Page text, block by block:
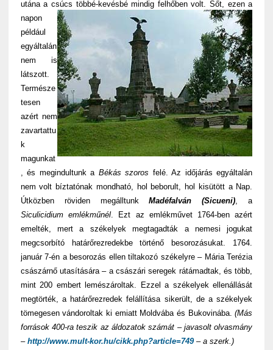
utána a csúcs többé-kevésbé mindig felhőben volt.Sőt, ezen a
napon
például
egyáltalán
nem is
látszott.
Természe
tesen
azért nem
zavartattu
k
magunkat
, és megindultunk aBékás szoros felé. Az időjárás egyáltalán
nem volt bíztatónak mondható, hol beborult, hol kisütött a Nap.
Útközben röviden megálltunkMadéfalván (Sicueni), a
Siculicidium emlékműnél. Ezt az emlékművet 1764-ben azért
emelték, mert a székelyek megtagadták a nemesi jogukat
megcsorbító határőrezredekbe történő besorozásukat. 1764.
január 7-én a besorozás ellen tiltakozó székelyre – Mária Terézia
császárnő utasítására – a császári seregek rátámadtak, és több,
mint 200 embert lemészároltak. Ezzel a székelyek ellenállását
megtörték, a határőrezredek felállítása sikerült, de a székelyek
tömegesen vándoroltak ki emiatt Moldvába és Bukovinába.(Más
források 400-ra teszik az áldozatok számát – javasolt olvasmány
– http://www.mult-kor.hu/cikk.php?article=749– a szerk.)